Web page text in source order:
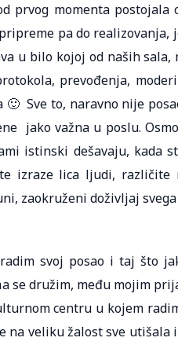
prvog momenta postojala
pa do realizovanja,
u bilo kojoj od naših sala,
prevođenja,
Sve to, naravno nije
jako važna u poslu.
istinski dešavaju, kada
izraze lica ljudi, različite
zaokruženi doživljaj
svoj posao i taj što
se družim, među mojim
centru u kojem
na veliku žalost sve utišala